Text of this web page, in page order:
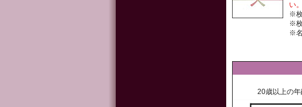
い。
※枚
※枚
※名
20歳以上の年